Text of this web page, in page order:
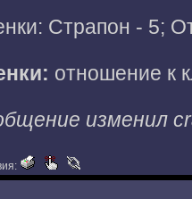
Страпон - 5;
отношение к
изменил